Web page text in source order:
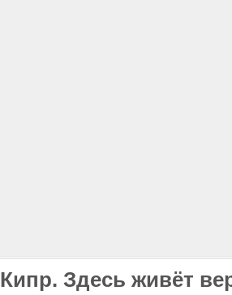
Кипр. Здесь живёт